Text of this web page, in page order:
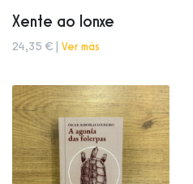
Xente ao lonxe
24,35 € | Ver más